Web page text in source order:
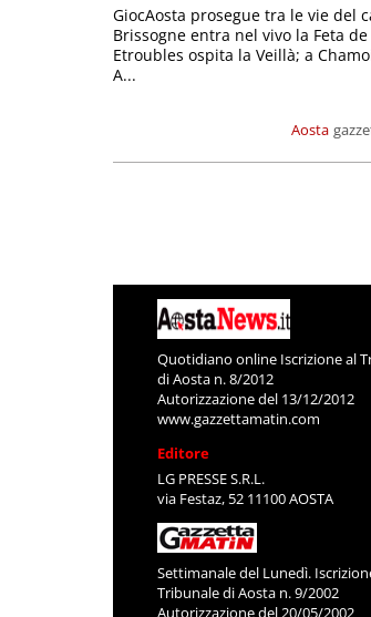
Aosta
GiocAosta prosegue tra le vie del
Brissogne entra nel vivo la Feta de
Etroubles ospita la Veillà; a
A...
Quotidiano online Iscrizione al
di Aosta n. 8/2012
Autorizzazione del 13/12/2012
www.gazzettamatin.com
Editore
LG PRESSE S.R.L.
via Festaz, 52 11100 AOSTA
Settimanale del Lunedì.
Tribunale di Aosta n. 9/2002